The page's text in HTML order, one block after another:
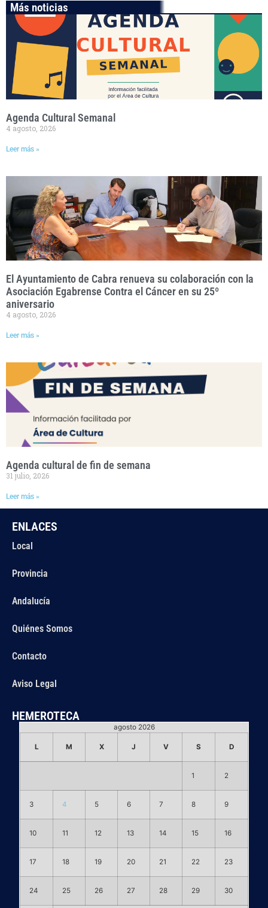
Más noticias
Agenda Cultural Semanal
4 agosto, 2026
Leer más »
El Ayuntamiento de Cabra renueva su colaboración con la
Asociación Egabrense Contra el Cáncer en su 25º
aniversario
4 agosto, 2026
Leer más »
Agenda cultural de fin de semana
31 julio, 2026
Leer más »
ENLACES
Local
Provincia
Andalucía
Quiénes Somos
Contacto
Aviso Legal
HEMEROTECA
agosto 2026
L M X J V S D
1 2
3 4 5 6 7 8 9
10 11 12 13 14 15 16
17 18 19 20 21 22 23
24 25 26 27 28 29 30